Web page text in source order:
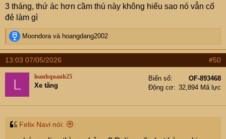
3 tháng, thứ ác hơn cầm thú này không hiểu sao nó vẫn cố
đẻ làm gì
R
e
a
c
t
n
s
Moondoravà hoangdang2002
13:03 07/05/2026 #50
L loanhquanh25
Xe tăng
Biển số
OF-893468
Động cơ
32,894 Mã lực
Felix Navi nói: